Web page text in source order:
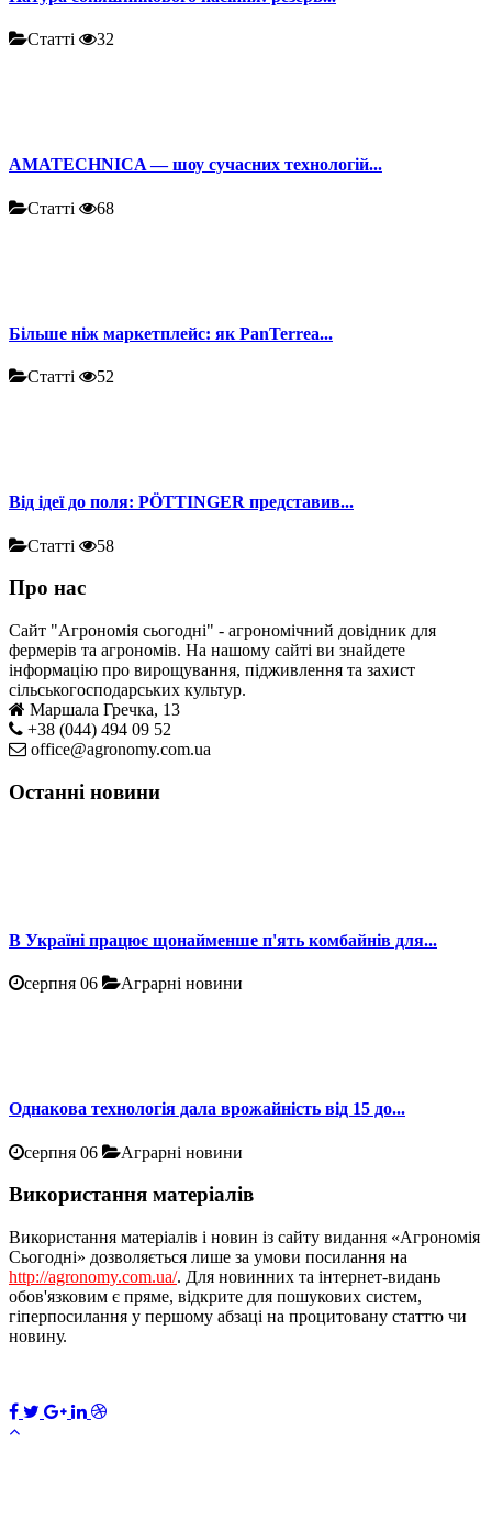
Статті 32
AMATECHNICA — шоу сучасних технологій...
Статті 68
Більше ніж маркетплейс: як PanTerrea...
Статті 52
Від ідеї до поля: PÖTTINGER представив...
Статті 58
Про нас
Сайт "Агрономія сьогодні" - агрономічний довідник для
фермерів та агрономів. На нашому сайті ви знайдете
інформацію про вирощування, підживлення та захист
сільськогосподарських культур.
Маршала Гречка, 13
+38 (044) 494 09 52
office@agronomy.com.ua
Останні новини
В Україні працює щонайменше п'ять комбайнів для...
серпня 06 Аграрні новини
Однакова технологія дала врожайність від 15 до...
серпня 06 Аграрні новини
Використання матеріалів
Використання матеріалів і новин із сайту видання «Агрономія
Сьогодні» дозволяється лише за умови посилання на
http://agronomy.com.ua/. Для новинних та інтернет-видань
обов'язковим є пряме, відкрите для пошукових систем,
гіперпосилання у першому абзаці на процитовану статтю чи
новину.